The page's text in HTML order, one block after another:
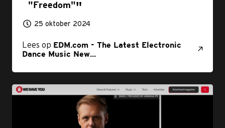
"Freedom"
25 oktober 2024
Lees op EDM.com - The Latest Electronic
Dance Music New...